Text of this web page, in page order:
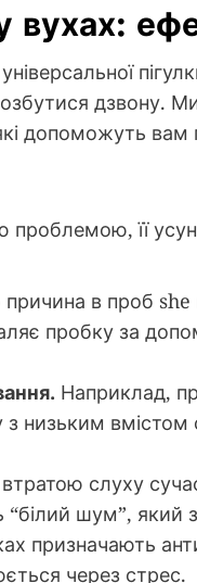
вухах:
дзвону.
допоможуть
проблемою, її
в проб she
пробку за
Наприклад,
з низьким
слуху
шум”, який
призначають
через стрес.